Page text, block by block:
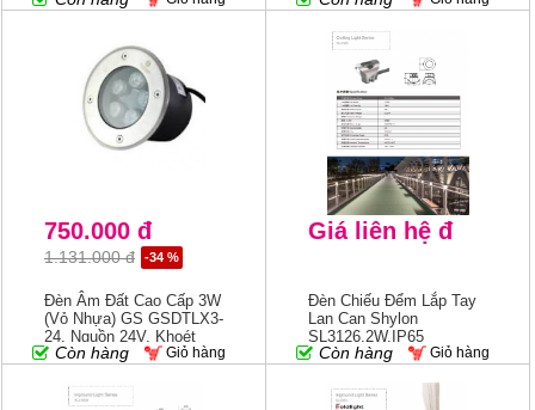
750.000 đ
1.131.000 đ -34 %
Đèn Âm Đất Cao Cấp 3W
(vỏ Nhựa) GS GSDTLX3-
24, Nguồn 24V, Khoét
95mm,
Còn hàng Giỏ hàng
Giá liên hệ đ
Đèn Chiếu Đểm Lắp Tay
Lan Can Shylon
SL3126,2W,IP65
Còn hàng Giỏ hàng